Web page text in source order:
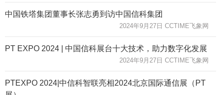
中国铁塔集团董事长张志勇到访中国信科集团
2024年9月27日 CCTIME飞象网
PT EXPO 2024 | 中国信科展台十大技术，助力数字化发展
2024年9月27日 CCTIME飞象网
PTEXPO 2024|中信科智联亮相2024北京国际通信展（PT